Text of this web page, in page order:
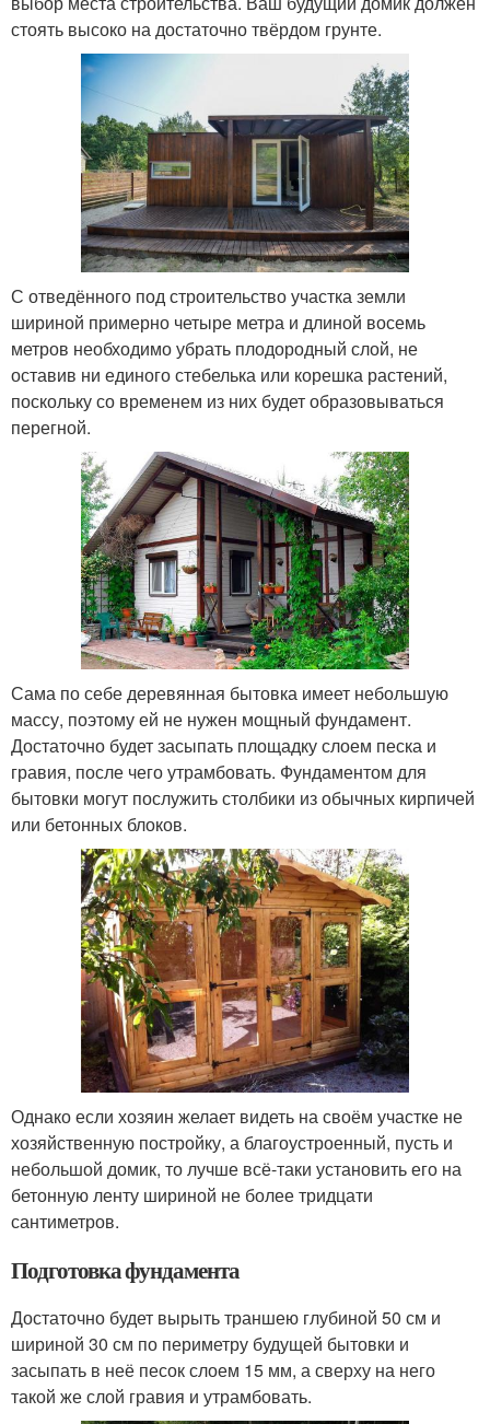
стоять высоко на достаточно твёрдом грунте.
С отведённого под строительство участка земли
шириной примерно четыре метра и длиной восемь
метров необходимо убрать плодородный слой, не
оставив ни единого стебелька или корешка растений,
поскольку со временем из них будет образовываться
перегной.
Сама по себе деревянная бытовка имеет небольшую
массу, поэтому ей не нужен мощный фундамент.
Достаточно будет засыпать площадку слоем песка и
гравия, после чего утрамбовать. Фундаментом для
бытовки могут послужить столбики из обычных кирпичей
или бетонных блоков.
Однако если хозяин желает видеть на своём участке не
хозяйственную постройку, а благоустроенный, пусть и
небольшой домик, то лучше всё-таки установить его на
бетонную ленту шириной не более тридцати
сантиметров.
Подготовка фундамента
Достаточно будет вырыть траншею глубиной 50 см и
шириной 30 см по периметру будущей бытовки и
засыпать в неё песок слоем 15 мм, а сверху на него
такой же слой гравия и утрамбовать.